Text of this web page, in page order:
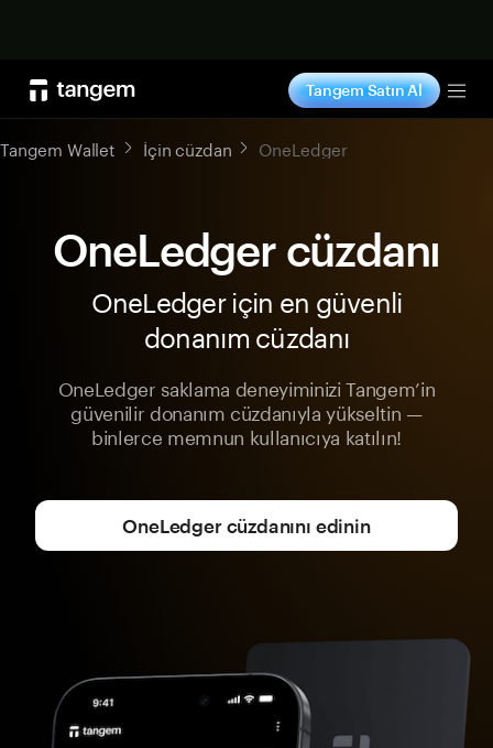
Tangem Satın Al
Tangem Wallet İçin cüzdan OneLedger
OneLedger cüzdanı
OneLedger için en güvenli
donanım cüzdanı
OneLedger saklama deneyiminizi Tangem’in
güvenilir donanım cüzdanıyla yükseltin —
binlerce memnun kullanıcıya katılın!
OneLedger cüzdanını edinin